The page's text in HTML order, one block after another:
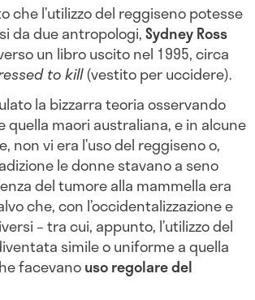
che l’utilizzo del reggiseno potesse
da due antropologi,SydneyRoss
un libro uscito nel 1995, circa
to kill(vestito per uccidere).
la bizzarra teoria osservando
quella maori australiana, e in alcune
vi era l’uso del reggiseno o,
le donne stavano a seno
del tumore alla mammella era
che, con l’occidentalizzazione e
– tra cui, appunto, l’utilizzo del
simile o uniforme a quella
facevanouso regolare del